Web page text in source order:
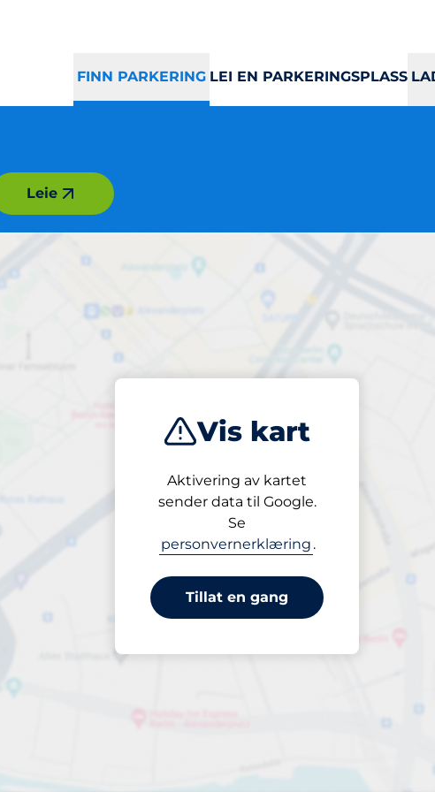
FINN PARKERING LEI EN PARKERINGSPLASS
Vis kart
Aktivering av kartet
sender data til Google.
Se
personvernerklæring .
Tillat en gang
Leie
Oslo City